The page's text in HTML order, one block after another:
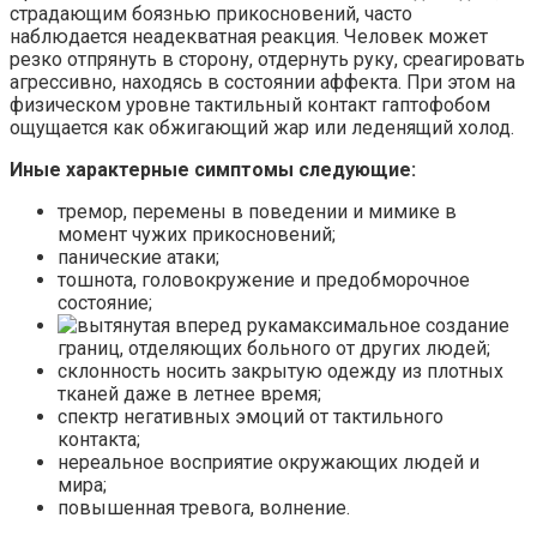
страдающим боязнью прикосновений, часто
наблюдается неадекватная реакция. Человек может
резко отпрянуть в сторону, отдернуть руку, среагировать
агрессивно, находясь в состоянии аффекта. При этом на
физическом уровне тактильный контакт гаптофобом
ощущается как обжигающий жар или леденящий холод.
Иные характерные симптомы следующие:
тремор, перемены в поведении и мимике в
момент чужих прикосновений;
панические атаки;
тошнота, головокружение и предобморочное
состояние;
максимальное создание
границ, отделяющих больного от других людей;
склонность носить закрытую одежду из плотных
тканей даже в летнее время;
спектр негативных эмоций от тактильного
контакта;
нереальное восприятие окружающих людей и
мира;
повышенная тревога, волнение.